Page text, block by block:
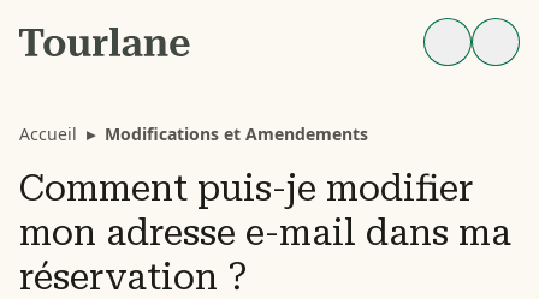
Accueil ▸ Modifications et Amendements
Comment puis-je modifier
mon adresse e-mail dans ma
réservation ?